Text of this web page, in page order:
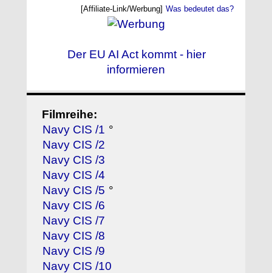
[Affiliate-Link/Werbung] Was bedeutet das?
Der EU AI Act kommt - hier
informieren
Filmreihe:
Navy CIS /1 °
Navy CIS /2
Navy CIS /3
Navy CIS /4
Navy CIS /5 °
Navy CIS /6
Navy CIS /7
Navy CIS /8
Navy CIS /9
Navy CIS /10